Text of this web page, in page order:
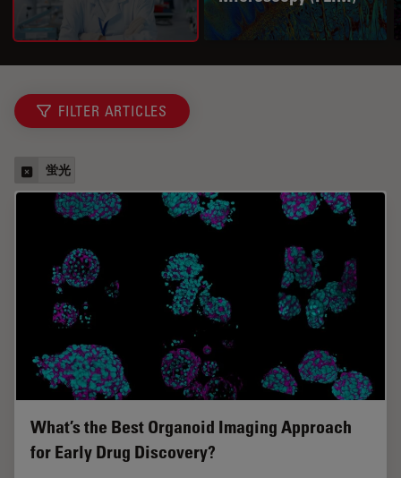
FILTER ARTICLES
蛍光
What’s the Best Organoid Imaging Approach
for Early Drug Discovery?